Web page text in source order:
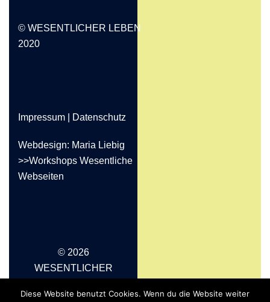
© WESENTLICHER LEBEN
2020
Impressum Datenschutz
Webdesign: Maria Liebig
>>Workshops Wesentliche
Webseiten
© 2026
WESENTLICHER
Transformation. Stolz
Diese Website benutzt Cookies. Wenn du die Website weiter